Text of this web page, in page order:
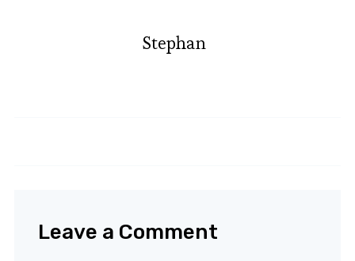
Stephan
Leave a Comment